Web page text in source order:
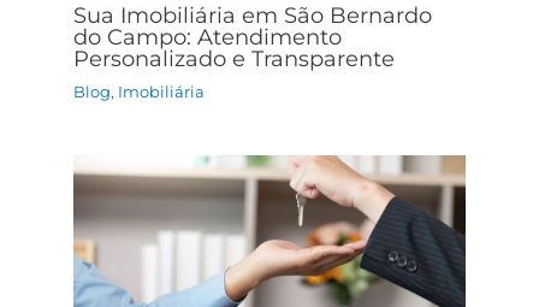
Sua Imobiliária em São Bernardo
do Campo: Atendimento
Personalizado e Transparente
Blog, Imobiliária